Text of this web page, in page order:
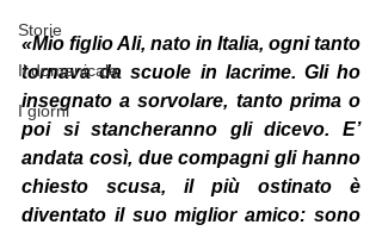
Storie
Il domenicale
I giorni
«Mio figlio Ali, nato in Italia, ogni tanto
tornava da scuole in lacrime. Gli ho
insegnato a sorvolare, tanto prima o
poi si stancheranno gli dicevo. E’
andata così, due compagni gli hanno
chiesto scusa, il più ostinato è
diventato il suo miglior amico: sono